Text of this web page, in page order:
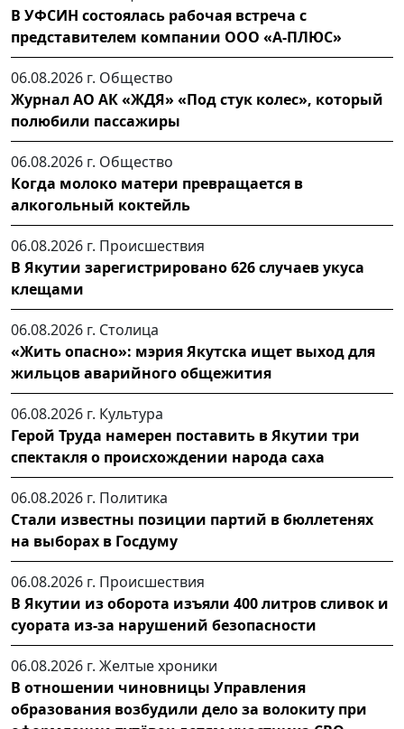
В УФСИН состоялась рабочая встреча с
представителем компании ООО «А-ПЛЮС»
06.08.2026 г. Общество
Журнал АО АК «ЖДЯ» «Под стук колес», который
полюбили пассажиры
06.08.2026 г. Общество
Когда молоко матери превращается в
алкогольный коктейль
06.08.2026 г. Происшествия
В Якутии зарегистрировано 626 случаев укуса
клещами
06.08.2026 г. Столица
«Жить опасно»: мэрия Якутска ищет выход для
жильцов аварийного общежития
06.08.2026 г. Культура
Герой Труда намерен поставить в Якутии три
спектакля о происхождении народа саха
06.08.2026 г. Политика
Стали известны позиции партий в бюллетенях
на выборах в Госдуму
06.08.2026 г. Происшествия
В Якутии из оборота изъяли 400 литров сливок и
суората из-за нарушений безопасности
06.08.2026 г. Желтые хроники
В отношении чиновницы Управления
образования возбудили дело за волокиту при